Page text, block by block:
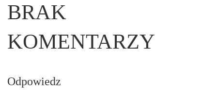
BRAK
KOMENTARZY
Odpowiedz